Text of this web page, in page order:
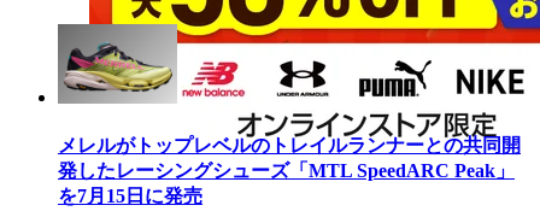
メレルがトップレベルのトレイルランナーとの共同開
発したレーシングシューズ「MTL SpeedARC Peak」
を7月15日に発売